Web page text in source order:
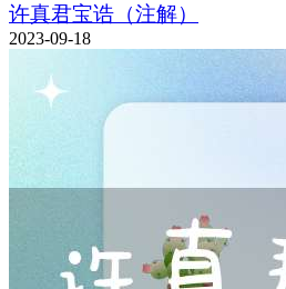
许真君宝诰（注解）
2023-09-18